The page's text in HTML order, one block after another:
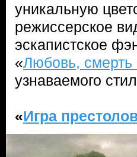
уникальную
режиссерское
эскапистское
«Любовь, смерть
узнаваемого
«Игра